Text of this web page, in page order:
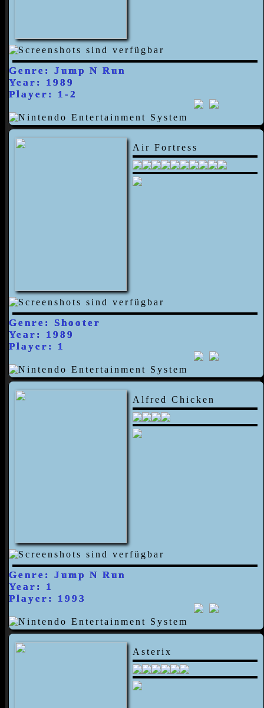
Genre: Jump N Run
Year: 1989
Player: 1-2
Air Fortress
Genre: Shooter
Year: 1989
Player: 1
Alfred Chicken
Genre: Jump N Run
Year: 1
Player: 1993
Asterix